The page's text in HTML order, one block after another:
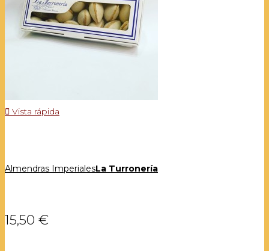
 Vista rápida
Almendras ImperialesLa Turronería
15,50 €